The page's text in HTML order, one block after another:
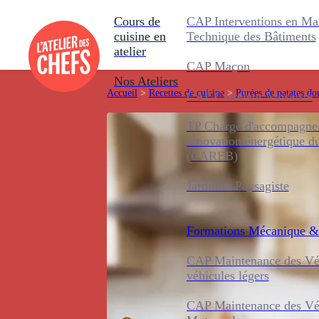
Cours de
cuisine en
atelier
Nos Ateliers
CAP Interventions en
Technique des Bâtiments
CAP Maçon
CAP Carreleur Mosaïste
TP Chargé
rénovation énergétique
(CAREB)
Jardinier Paysagiste
Formations Mécanique
CAP Maintenance des
véhicules légers
CAP Maintenance des
Accueil > Recettes de cuisine > Purées de patates